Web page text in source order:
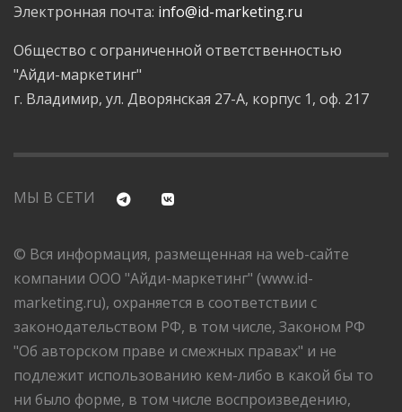
Электронная почта: info@id-marketing.ru
Общество с ограниченной ответственностью
"Айди-маркетинг"
г. Владимир, ул. Дворянская 27-А, корпус 1, оф. 217
МЫ В СЕТИ
© Вся информация, размещенная на web-сайте
компании ООО "Айди-маркетинг" (www.id-
marketing.ru), охраняется в соответствии с
законодательством РФ, в том числе, Законом РФ
"Об авторском праве и смежных правах" и не
подлежит использованию кем-либо в какой бы то
ни было форме, в том числе воспроизведению,